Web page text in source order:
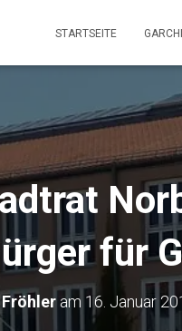
STARTSEITE
für
am 16. Januar